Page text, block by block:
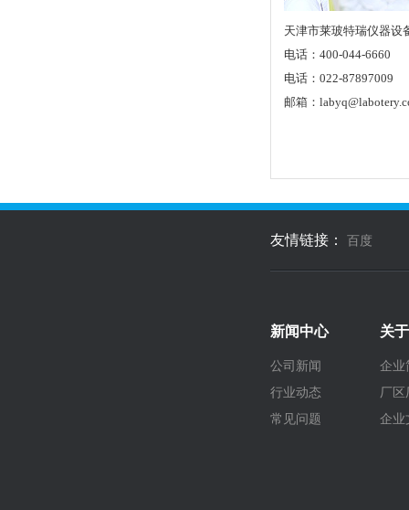
天津市莱玻特瑞仪器设
电话：400-044-6660
电话：022-87897009
邮箱：
友情链接： 百度
新闻中心
公司新闻
行业动态
常见问题
关
企业
厂区
企业